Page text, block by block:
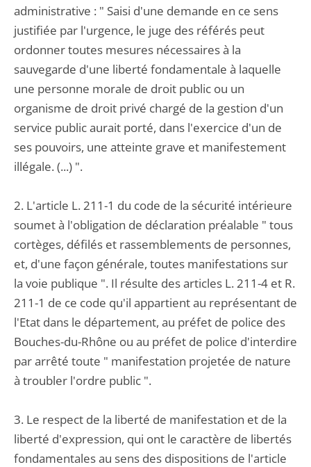
administrative : " Saisi d'une demande en ce sens
justifiée par l'urgence, le juge des référés peut
ordonner toutes mesures nécessaires à la
sauvegarde d'une liberté fondamentale à laquelle
une personne morale de droit public ou un
organisme de droit privé chargé de la gestion d'un
service public aurait porté, dans l'exercice d'un de
ses pouvoirs, une atteinte grave et manifestement
illégale. (...) ".
2. L'article L. 211-1 du code de la sécurité intérieure
soumet à l'obligation de déclaration préalable " tous
cortèges, défilés et rassemblements de personnes,
et, d'une façon générale, toutes manifestations sur
la voie publique ". Il résulte des articles L. 211-4 et R.
211-1 de ce code qu'il appartient au représentant de
l'Etat dans le département, au préfet de police des
Bouches-du-Rhône ou au préfet de police d'interdire
par arrêté toute " manifestation projetée de nature
à troubler l'ordre public ".
3. Le respect de la liberté de manifestation et de la
liberté d'expression, qui ont le caractère de libertés
fondamentales au sens des dispositions de l'article